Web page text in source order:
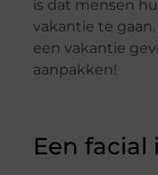
is dat mensen
vakantie te
een vakantie
aanpakken!
Een